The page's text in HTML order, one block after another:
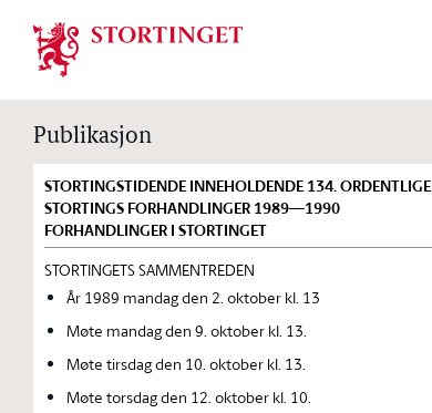
Stortinget.no
Publikasjon
STORTINGSTIDENDE INNEHOLDENDE 134. ORDENTLIGE
STORTINGS FORHANDLINGER 1989—1990
FORHANDLINGER I STORTINGET
STORTINGETS SAMMENTREDEN
År 1989 mandag den 2. oktober kl. 13
Møte mandag den 9. oktober kl. 13.
Møte tirsdag den 10. oktober kl. 13.
Møte torsdag den 12. oktober kl. 10.